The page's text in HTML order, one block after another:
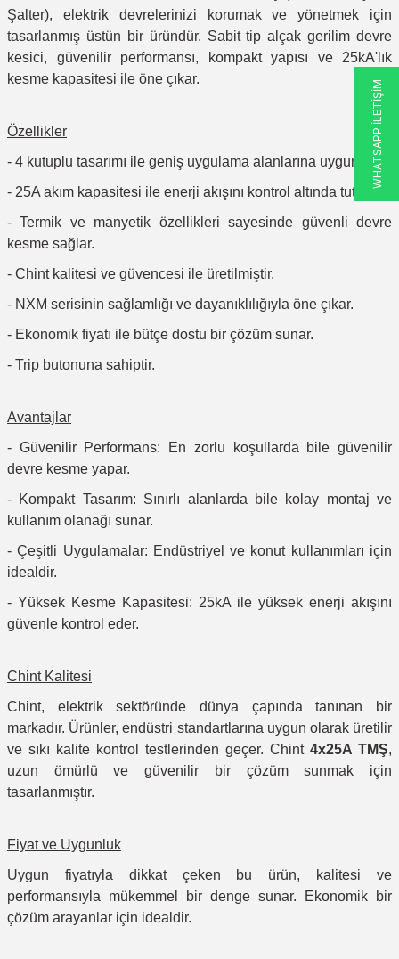
Şalter), elektrik devrelerinizi korumak ve yönetmek için
tasarlanmış üstün bir üründür. Sabit tip alçak gerilim devre
kesici, güvenilir performansı, kompakt yapısı ve 25kA'lık
kesme kapasitesi ile öne çıkar.
Özellikler
- 4 kutuplu tasarımı ile geniş uygulama alanlarına uygundur.
- 25A akım kapasitesi ile enerji akışını kontrol altında tutar.
- Termik ve manyetik özellikleri sayesinde güvenli devre
kesme sağlar.
- Chint kalitesi ve güvencesi ile üretilmiştir.
- NXM serisinin sağlamlığı ve dayanıklılığıyla öne çıkar.
- Ekonomik fiyatı ile bütçe dostu bir çözüm sunar.
- Trip butonuna sahiptir.
Avantajlar
- Güvenilir Performans: En zorlu koşullarda bile güvenilir
devre kesme yapar.
- Kompakt Tasarım: Sınırlı alanlarda bile kolay montaj ve
kullanım olanağı sunar.
- Çeşitli Uygulamalar: Endüstriyel ve konut kullanımları için
idealdir.
- Yüksek Kesme Kapasitesi: 25kA ile yüksek enerji akışını
güvenle kontrol eder.
Chint Kalitesi
Chint, elektrik sektöründe dünya çapında tanınan bir
markadır. Ürünler, endüstri standartlarına uygun olarak üretilir
ve sıkı kalite kontrol testlerinden geçer. Chint 4x25A TMŞ,
uzun ömürlü ve güvenilir bir çözüm sunmak için
tasarlanmıştır.
Fiyat ve Uygunluk
Uygun fiyatıyla dikkat çeken bu ürün, kalitesi ve
performansıyla mükemmel bir denge sunar. Ekonomik bir
çözüm arayanlar için idealdir.
WHATSAPP İLETİŞİM